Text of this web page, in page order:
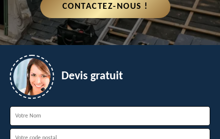
CONTACTEZ-NOUS !
Devis gratuit